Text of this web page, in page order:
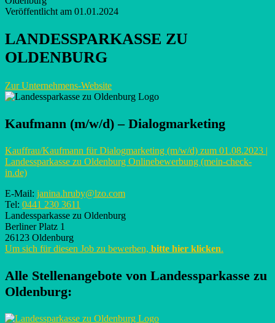
Veröffentlicht am 01.01.2024
LANDESSPARKASSE ZU
OLDENBURG
Zur Unternehmens-Website
Kaufmann (m/w/d) – Dialogmarketing
Kauffrau/Kaufmann für Dialogmarketing (m/w/d) zum 01.08.2023 |
Landessparkasse zu Oldenburg Onlinebewerbung (mein-check-
in.de)
E-Mail: janina.hruby@lzo.com
Tel: 0441 230 3611
Landessparkasse zu Oldenburg
Berliner Platz 1
26123 Oldenburg
Um sich für diesen Job zu bewerben, bitte hier klicken.
Alle Stellenangebote von Landessparkasse zu
Oldenburg: